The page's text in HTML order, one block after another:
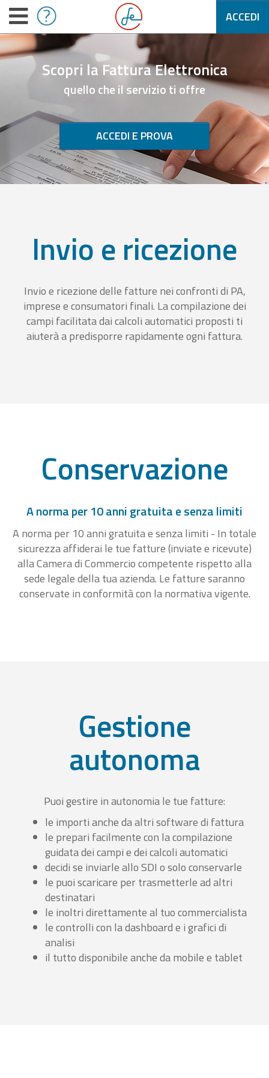
ACCEDI
Scopri la Fattura Elettronica
quello che il servizio ti offre
ACCEDI E PROVA
Invio e ricezione
Invio e ricezione delle fatture nei confronti di PA,
imprese e consumatori finali. La compilazione dei
campi facilitata dai calcoli automatici proposti ti
aiuterà a predisporre rapidamente ogni fattura.
Conservazione
A norma per 10 anni gratuita e senza limiti
A norma per 10 anni gratuita e senza limiti - In totale
sicurezza affiderai le tue fatture (inviate e ricevute)
alla Camera di Commercio competente rispetto alla
sede legale della tua azienda. Le fatture saranno
conservate in conformità con la normativa vigente.
Gestione
autonoma
Puoi gestire in autonomia le tue fatture:
le importi anche da altri software di fattura
le prepari facilmente con la compilazione
guidata dei campi e dei calcoli automatici
decidi se inviarle allo SDI o solo conservarle
le puoi scaricare per trasmetterle ad altri
destinatari
le inoltri direttamente al tuo commercialista
le controlli con la dashboard e i grafici di
analisi
il tutto disponibile anche da mobile e tablet